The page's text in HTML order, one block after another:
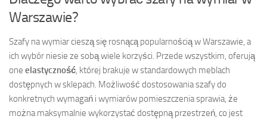
Warszawie?
Szafy na wymiar cieszą się rosnącą popularnością w Warszawie, a
ich wybór niesie ze sobą wiele korzyści. Przede wszystkim, oferują
one elastyczność, której brakuje w standardowych meblach
dostępnych w sklepach. Możliwość dostosowania szafy do
konkretnych wymagań i wymiarów pomieszczenia sprawia, że
można maksymalnie wykorzystać dostępną przestrzeń, co jest